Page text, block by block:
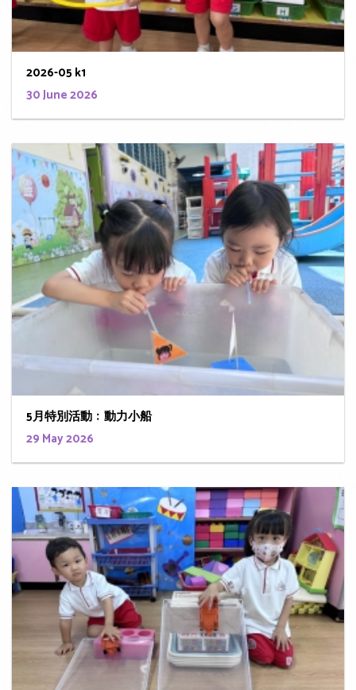
2026-05 k1
30 June 2026
5月特別活動﹕動力小船
29 May 2026